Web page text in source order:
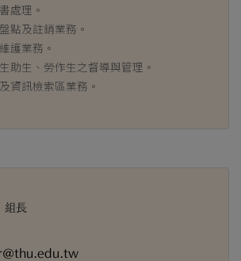
處理。
點及註銷業務。
護業務。
助生、勞作生之督導與管理。
資訊檢索區業務。
組長